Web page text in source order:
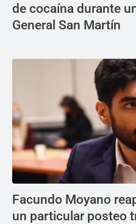
de cocaína durante
General San Martín
Facundo Moyano
un particular posteo